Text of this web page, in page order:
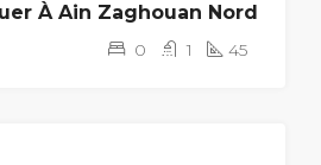
À Ain Zaghouan Nord
0 1 45